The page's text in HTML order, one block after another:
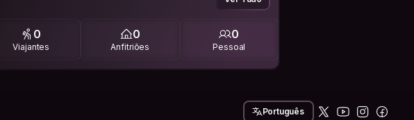
0
Viajantes
0
Anfitriões
0
Pessoal
Português